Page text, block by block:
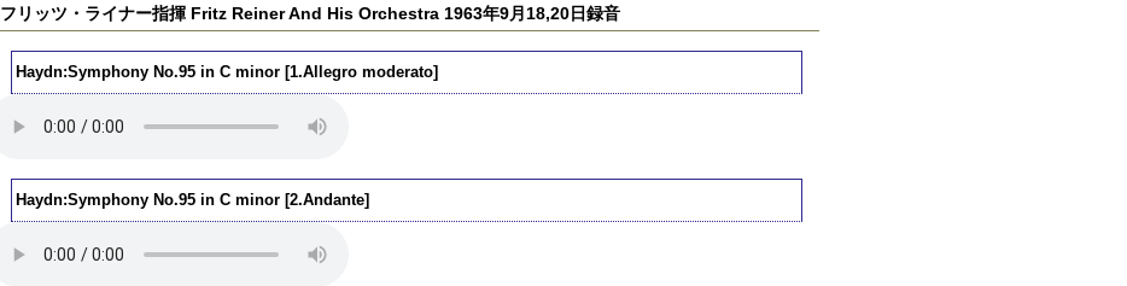
フリッツ・ライナー指揮 Fritz Reiner And His Orchestra 1963年9月18,20日録音
Haydn:Symphony No.95 in C minor [1.Allegro moderato]
Haydn:Symphony No.95 in C minor [2.Andante]